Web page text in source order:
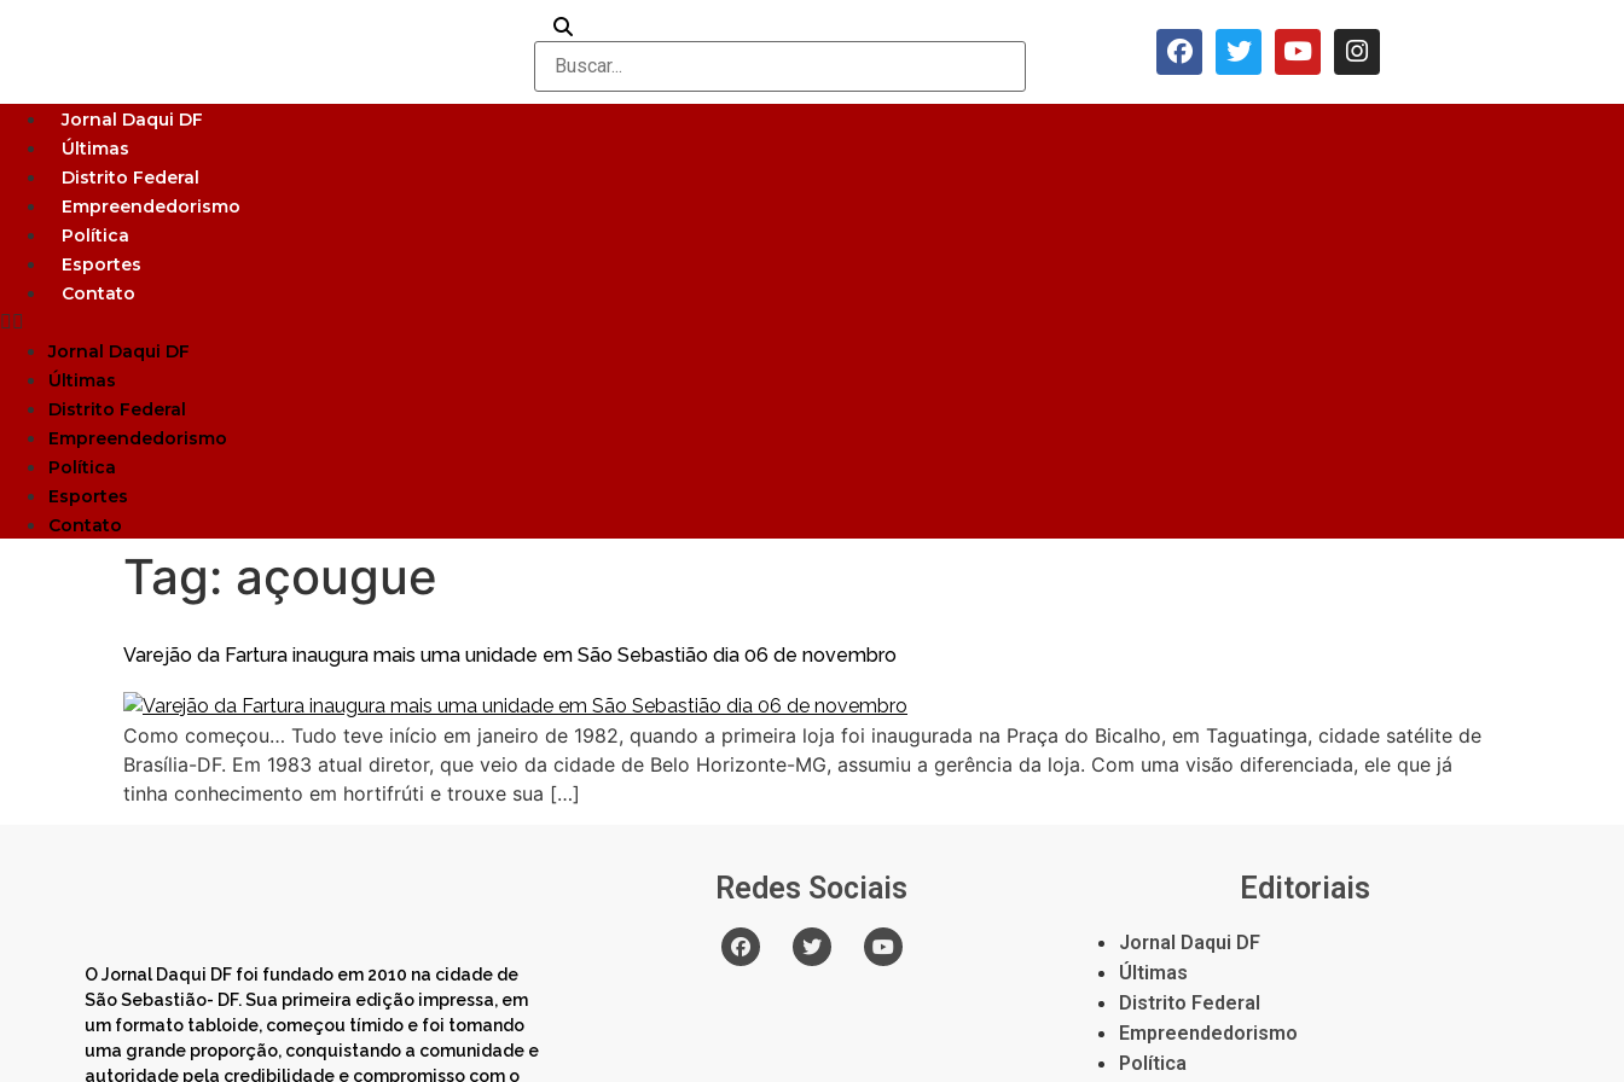
Jornal Daqui DF
Últimas
Distrito Federal
Empreendedorismo
Política
Esportes
Contato
Jornal Daqui DF
Últimas
Distrito Federal
Empreendedorismo
Política
Esportes
Contato
Tag: açougue
Varejão da Fartura inaugura mais uma unidade em São Sebastião dia 06 de novembro
Como começou… Tudo teve início em janeiro de 1982, quando a primeira loja foi inaugurada na Praça do Bicalho, em Taguatinga, cidade satélite de
Brasília-DF. Em 1983 atual diretor, que veio da cidade de Belo Horizonte-MG, assumiu a gerência da loja. Com uma visão diferenciada, ele que já
tinha conhecimento em hortifrúti e trouxe sua […]
O Jornal Daqui DF foi fundado em 2010 na cidade de
São Sebastião- DF. Sua primeira edição impressa, em
um formato tabloide, começou tímido e foi tomando
uma grande proporção, conquistando a comunidade e
autoridade pela credibilidade e compromisso com o
Redes Sociais Editoriais
Jornal Daqui DF
Últimas
Distrito Federal
Empreendedorismo
Política